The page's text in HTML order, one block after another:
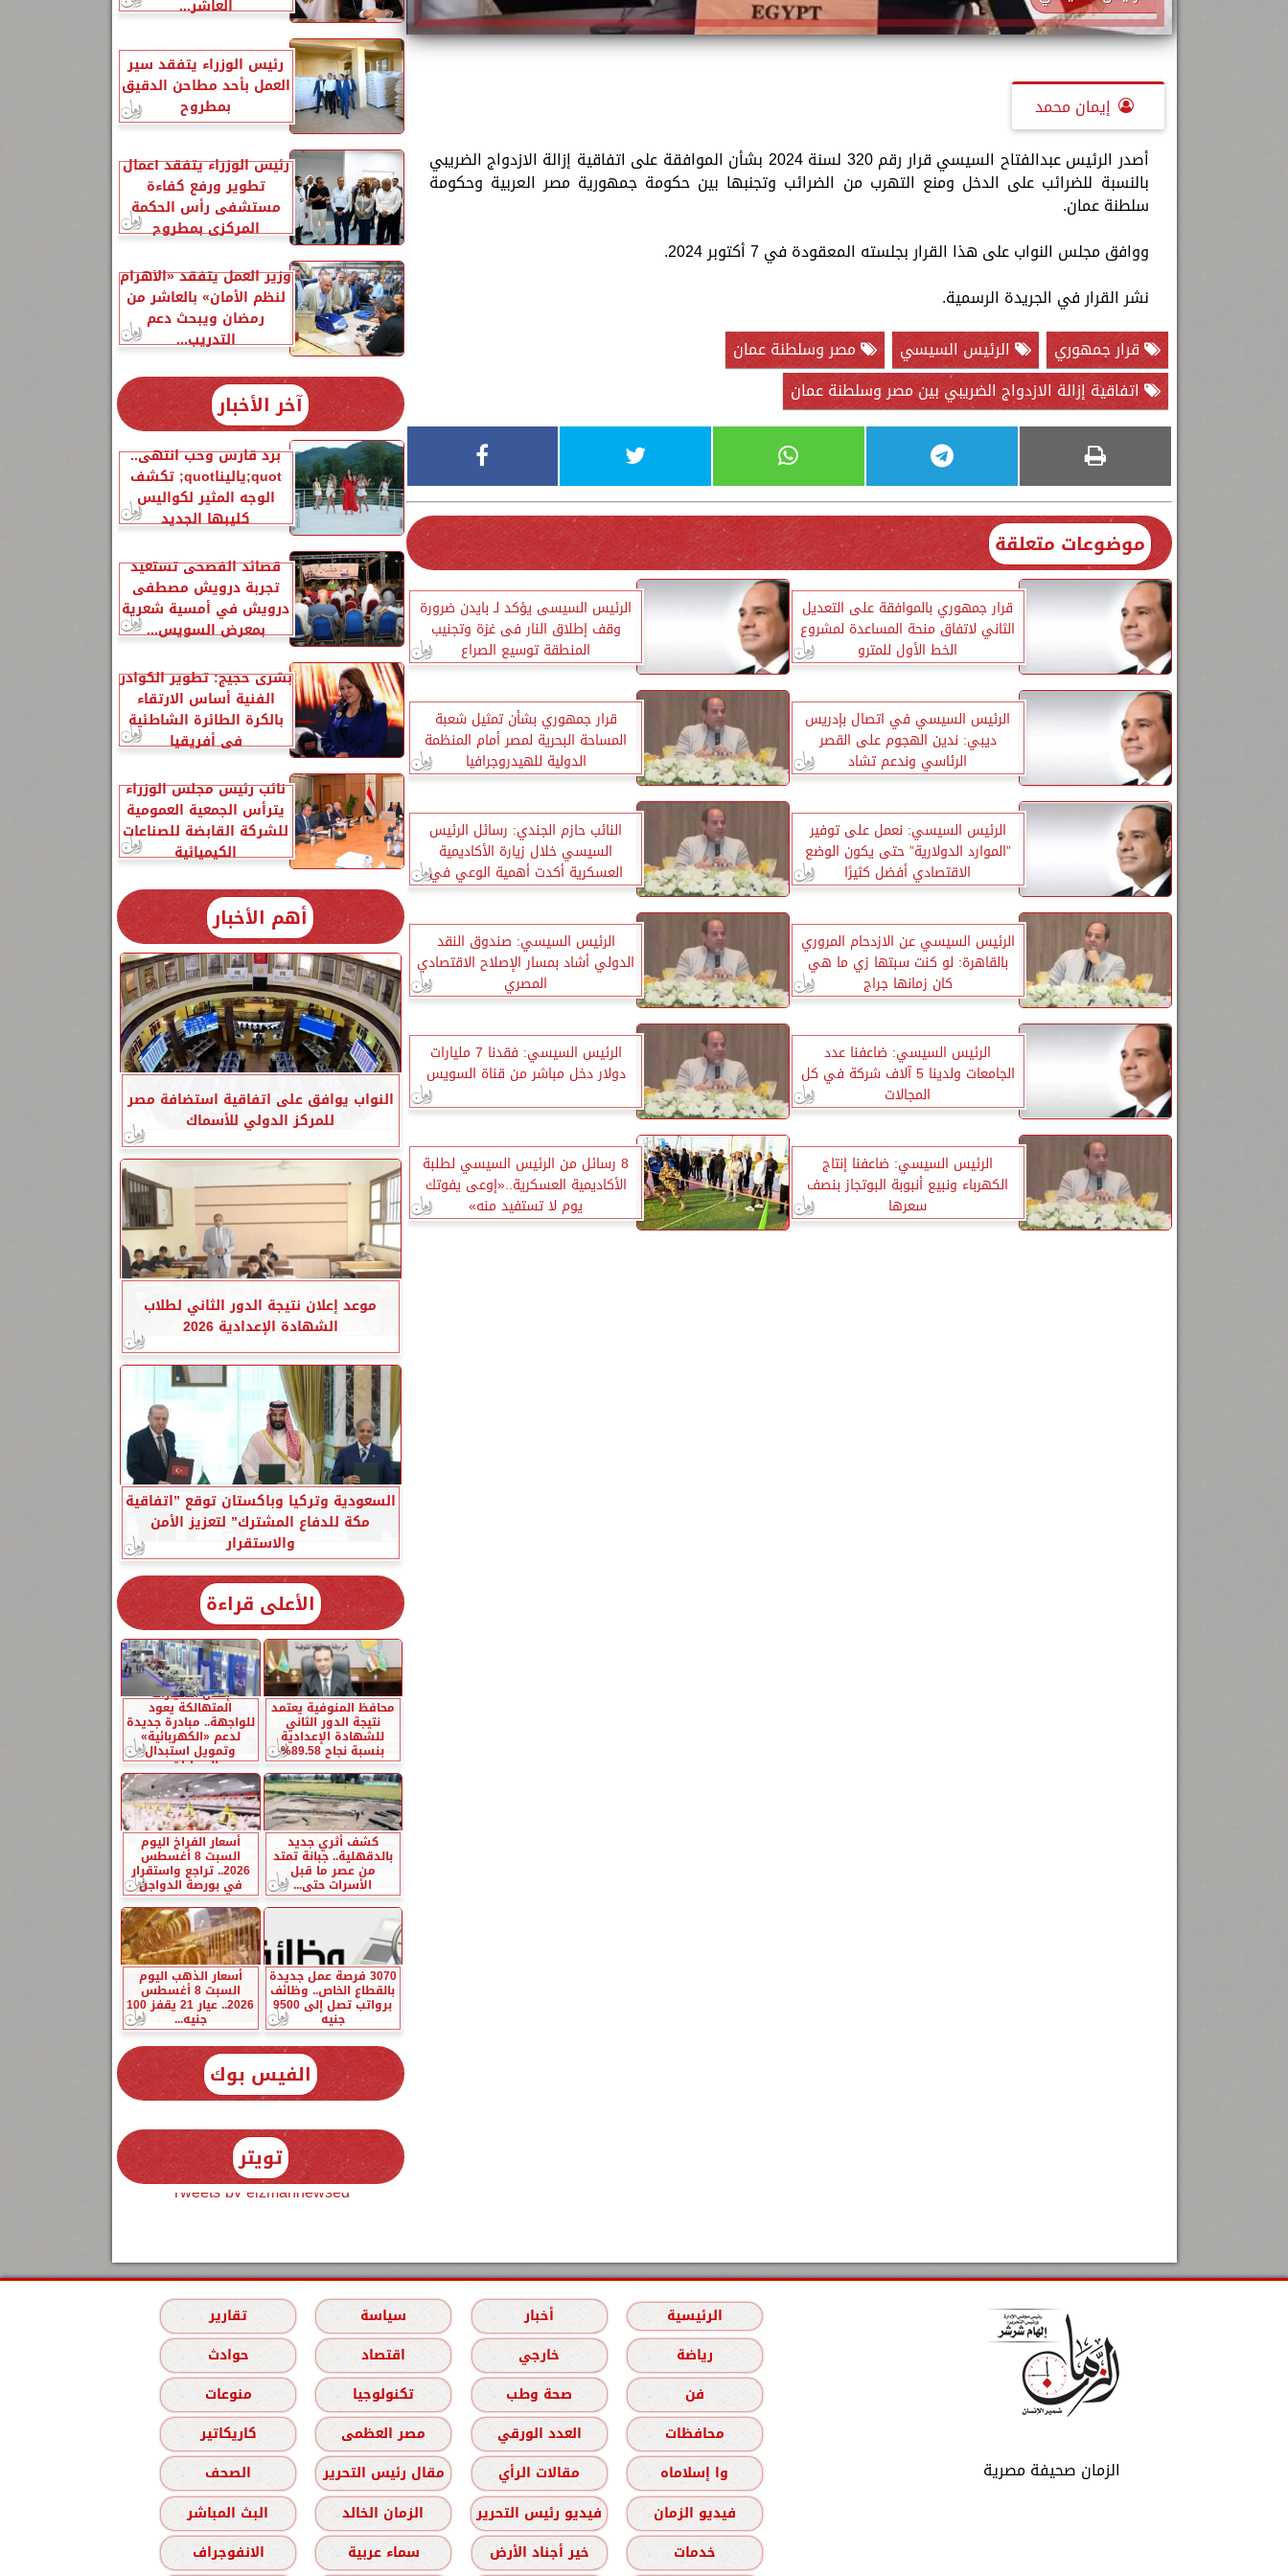
إيمان محمد
أصدر الرئيس عبدالفتاح السيسي قرار رقم 320 لسنة 2024 بشأن الموافقة على اتفاقية إزالة الازدواج الضريبي
بالنسبة للضرائب على الدخل ومنع التهرب من الضرائب وتجنبها بين حكومة جمهورية مصر العربية وحكومة
سلطنة عمان.
ووافق مجلس النواب على هذا القرار بجلسته المعقودة في 7 أكتوبر 2024.
نشر القرار في الجريدة الرسمية.
قرار جمهوري
الرئيس السيسي
مصر وسلطنة عمان
اتفاقية إزالة الازدواج الضريبي بين مصر وسلطنة عمان
موضوعات متعلقة
قرار جمهوري بالموافقة على التعديل
الثاني لاتفاق منحة المساعدة لمشروع
الخط الأول للمترو
الرئيس السيسى يؤكد لـ بايدن ضرورة
وقف إطلاق النار فى غزة وتجنيب
المنطقة توسيع الصراع
الرئيس السيسي في اتصال بإدريس
ديبي: ندين الهجوم على القصر
الرئاسي وندعم تشاد
قرار جمهوري بشأن تمثيل شعبة
المساحة البحرية لمصر أمام المنظمة
الدولية للهيدروجرافيا
الرئيس السيسي: نعمل على توفير
”الموارد الدولارية” حتى يكون الوضع
الاقتصادي أفضل كثيرًا
النائب حازم الجندي: رسائل الرئيس
السيسي خلال زيارة الأكاديمية
العسكرية أكدت أهمية الوعي في
الانطلاق نحو المستقبل
الرئيس السيسي عن الازدحام المروري
بالقاهرة: لو كنت سبتها زي ما هي
كان زمانها جراج
الرئيس السيسي: صندوق النقد
الدولي أشاد بمسار الإصلاح الاقتصادي
المصري
الرئيس السيسي: ضاعفنا عدد
الجامعات ولدينا 5 آلاف شركة في كل
المجالات
الرئيس السيسي: فقدنا 7 مليارات
دولار دخل مباشر من قناة السويس
الرئيس السيسي: ضاعفنا إنتاج
الكهرباء ونبيع أنبوبة البوتجاز بنصف
سعرها
8 رسائل من الرئيس السيسي لطلبة
الأكاديمية العسكرية..«إوعى يفوتك
يوم لا تستفيد منه»
العاشر...
رئيس الوزراء يتفقد سير
العمل بأحد مطاحن الدقيق
بمطروح
رئيس الوزراء يتفقد أعمال
تطوير ورفع كفاءة
مستشفى رأس الحكمة
المركزي بمطروح
وزير العمل يتفقد «الأهرام
لنظم الأمان» بالعاشر من
رمضان ويبحث دعم
التدريب...
آخر الأخبار
برد قارس وحب انتهى..
quot;ياليناquot; تكشف
الوجه المثير لكواليس
كليبها الجديد
قصائد الفصحى تستعيد
تجربة درويش مصطفى
درويش في أمسية شعرية
بمعرض السويس...
بشرى حجيج: تطوير الكوادر
الفنية أساس الارتقاء
بالكرة الطائرة الشاطئية
في أفريقيا
نائب رئيس مجلس الوزراء
يترأس الجمعية العمومية
للشركة القابضة للصناعات
الكيميائية
أهم الأخبار
النواب يوافق على اتفاقية استضافة مصر
للمركز الدولي للأسماك
موعد إعلان نتيجة الدور الثاني لطلاب
الشهادة الإعدادية 2026
السعودية وتركيا وباكستان توقع ”اتفاقية
مكة للدفاع المشترك” لتعزيز الأمن
والاستقرار
الأعلى قراءة
محافظ المنوفية يعتمد
نتيجة الدور الثاني
للشهادة الإعدادية
بنسبة نجاح 89.58%
إحلال السيارات
المتهالكة يعود
للواجهة.. مبادرة جديدة
لدعم «الكهربائية»
وتمويل استبدال
السيارات...
كشف أثري جديد
بالدقهلية.. جبانة تمتد
من عصر ما قبل
الأسرات حتى...
أسعار الفراخ اليوم
السبت 8 أغسطس
2026.. تراجع واستقرار
في بورصة الدواجن
3070 فرصة عمل جديدة
بالقطاع الخاص.. وظائف
برواتب تصل إلى 9500
جنيه
أسعار الذهب اليوم
السبت 8 أغسطس
2026.. عيار 21 يقفز 100
جنيه...
الفيس بوك
تويتر
Tweets by elzmannewseg
الزمان صحيفة مصرية
الرئيسية أخبار سياسة
تقارير
رياضة
خارجي اقتصاد
حوادث
فن
صحة وطب تكنولوجيا
منوعات
محافظات
العدد الورقي مصر العظمى
كاريكاتير
وا إسلاماه
مقالات الرأي مقال رئيس التحرير
الصحف
فيديو الزمان
فيديو رئيس التحرير الزمان الخالد
البث المباشر
خدمات
خير أجناد الأرض سماء عربية الانفوجراف